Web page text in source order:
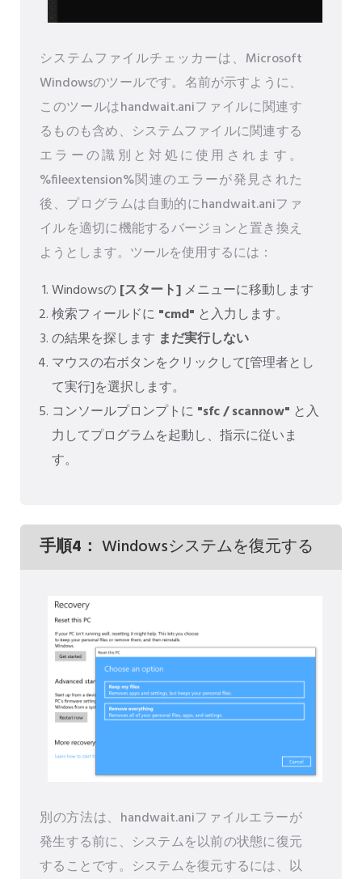
システムファイルチェッカーは、Microsoft
Windowsのツールです。名前が示すように、
このツールはhandwait.aniファイルに関連す
るものも含め、システムファイルに関連する
エラーの識別と対処に使用されます。
%fileextension%関連のエラーが発見された
後、プログラムは自動的にhandwait.aniファ
イルを適切に機能するバージョンと置き換え
ようとします。ツールを使用するには：
Windowsの[スタート] メニューに移動します
検索フィールドに "cmd" と入力します。
の結果を探します まだ実行しない
マウスの右ボタンをクリックして[管理者とし
て実行]を選択します。
コンソールプロンプトに "sfc / scannow" と入
力してプログラムを起動し、指示に従いま
す。
手順4： Windowsシステムを復元する
別の方法は、handwait.aniファイルエラーが
発生する前に、システムを以前の状態に復元
することです。システムを復元するには、以